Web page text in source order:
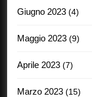
Giugno 2023 (4)
Maggio 2023 (9)
Aprile 2023 (7)
Marzo 2023 (15)